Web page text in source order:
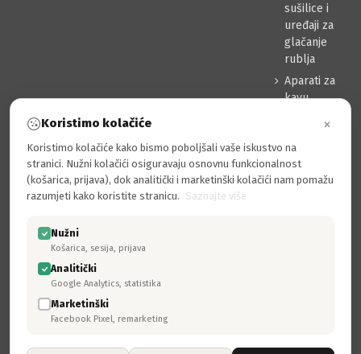
Koristimo kolačiće ×
Koristimo kolačiće kako bismo poboljšali vaše iskustvo na
stranici. Nužni kolačići osiguravaju osnovnu funkcionalnost
(košarica, prijava), dok analitički i marketinški kolačići nam pomažu
razumjeti kako koristite stranicu. Saznajte više
Nužni
Košarica, sesija, prijava
Analitički
Google Analytics, statistika
Marketinški
Facebook Pixel, remarketing
sušilice i
uređaji za
glačanje
rublja
Aparati za
kavu
Usisavači
čišćenje
Pribor
MOJ RAČUN
Prijava
Moj račun
Povijest narudžbi
Adrese
Osobni podaci